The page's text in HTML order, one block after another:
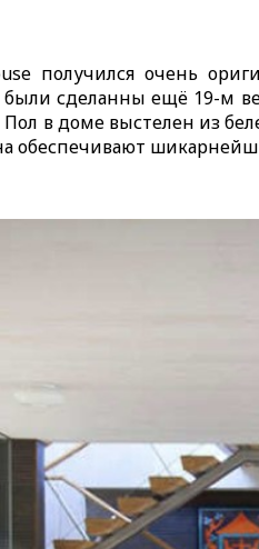
получился очень
сделанны ещё 19-м
Пол в доме выстелен из
обеспечивают